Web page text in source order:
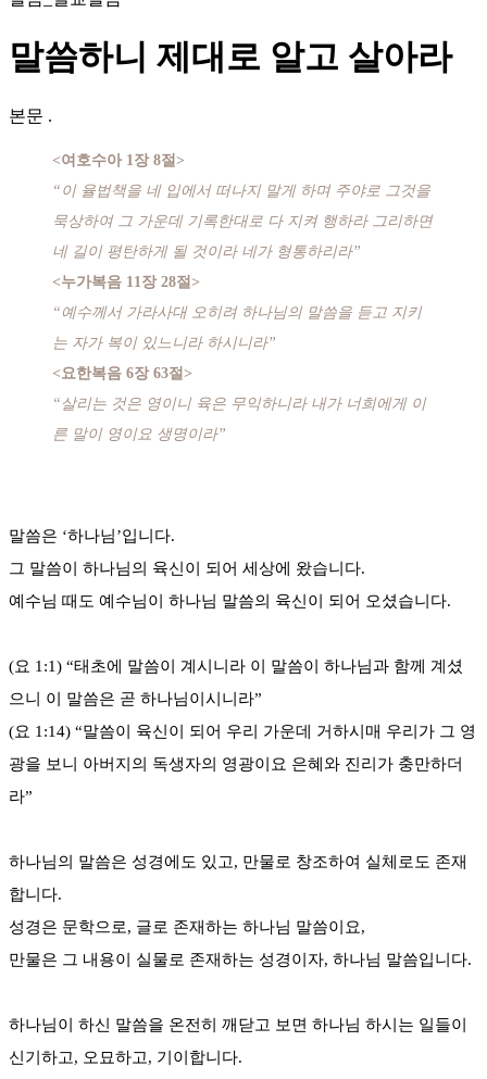
말씀하니 제대로 알고 살아라
본문 .
<여호수아 1장 8절>
“이 율법책을 네 입에서 떠나지 말게 하며 주야로 그것을
묵상하여 그 가운데 기록한대로 다 지켜 행하라 그리하면
네 길이 평탄하게 될 것이라 네가 형통하리라”
<누가복음 11장 28절>
“예수께서 가라사대 오히려 하나님의 말씀을 듣고 지키
는 자가 복이 있느니라 하시니라”
<요한복음 6장 63절>
“살리는 것은 영이니 육은 무익하니라 내가 너희에게 이
른 말이 영이요 생명이라”
말씀은 ‘하나님’입니다.
그 말씀이 하나님의 육신이 되어 세상에 왔습니다.
예수님 때도 예수님이 하나님 말씀의 육신이 되어 오셨습니다.
(요 1:1) “태초에 말씀이 계시니라 이 말씀이 하나님과 함께 계셨
으니 이 말씀은 곧 하나님이시니라”
(요 1:14) “말씀이 육신이 되어 우리 가운데 거하시매 우리가 그 영
광을 보니 아버지의 독생자의 영광이요 은혜와 진리가 충만하더
라”
하나님의 말씀은 성경에도 있고, 만물로 창조하여 실체로도 존재
합니다.
성경은 문학으로, 글로 존재하는 하나님 말씀이요,
만물은 그 내용이 실물로 존재하는 성경이자, 하나님 말씀입니다.
하나님이 하신 말씀을 온전히 깨닫고 보면 하나님 하시는 일들이
신기하고, 오묘하고, 기이합니다.